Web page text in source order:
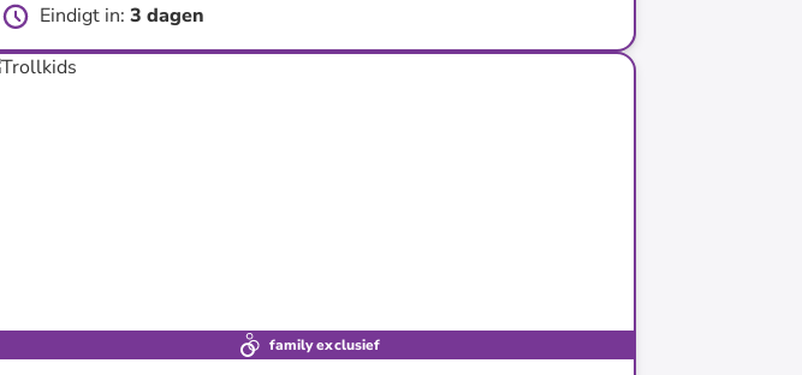
Eindigt in: 3 dagen
tot-50
family exclusief